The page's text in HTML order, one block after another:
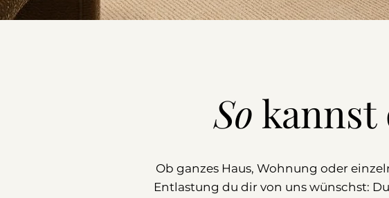
So
Ob ganzes Haus, Wohnung oder
Entlastung du dir von uns wünschst: